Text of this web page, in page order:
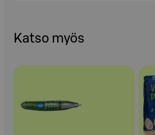
Katso myös